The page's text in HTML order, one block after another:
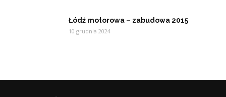
Łódź motorowa – zabudowa 2015
10 grudnia 2024